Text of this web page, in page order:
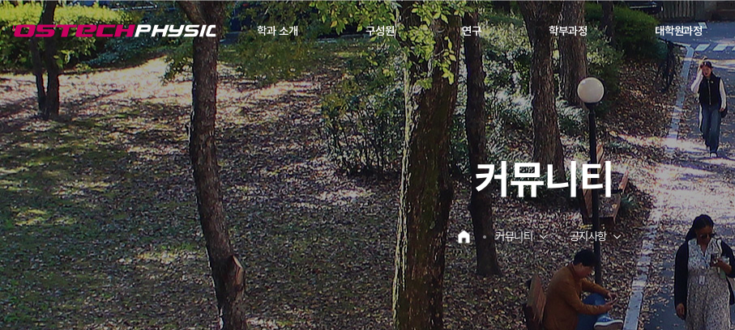
학과 소개 구성원 연구 학부과정 대학원과정
커뮤니티
커뮤니티 공지사항